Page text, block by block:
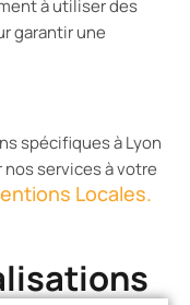
à utiliser des
garantir une
spécifiques à Lyon
services à votre
Locales.